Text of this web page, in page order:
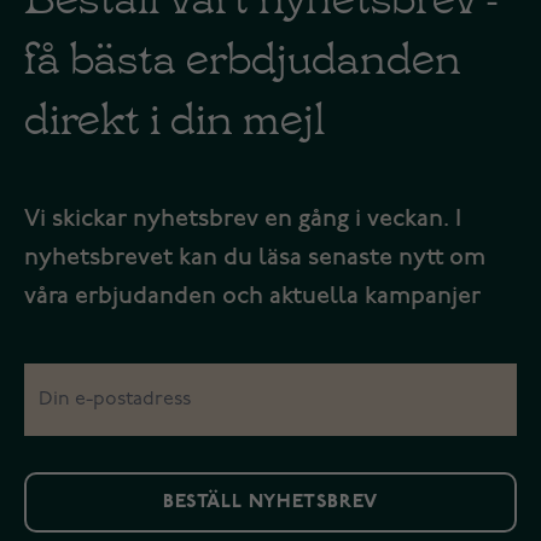
få bästa erbdjudanden
direkt i din mejl
Vi skickar nyhetsbrev en gång i veckan. I
nyhetsbrevet kan du läsa senaste nytt om
våra erbjudanden och aktuella kampanjer
BESTÄLL NYHETSBREV